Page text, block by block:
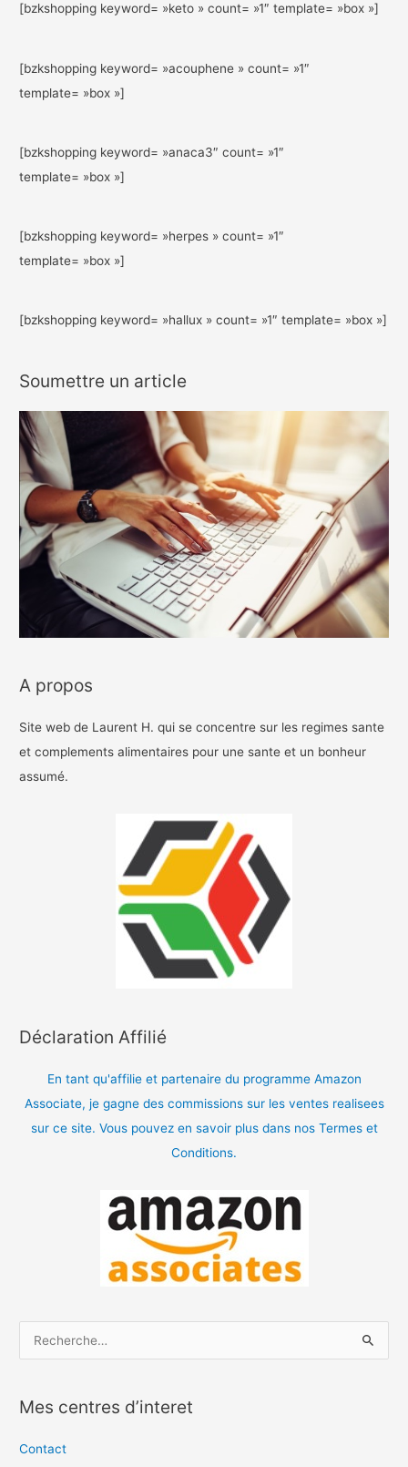
[bzkshopping keyword= »keto » count= »1″ template= »box »]
[bzkshopping keyword= »acouphene » count= »1″
template= »box »]
[bzkshopping keyword= »anaca3″ count= »1″
template= »box »]
[bzkshopping keyword= »herpes » count= »1″
template= »box »]
[bzkshopping keyword= »hallux » count= »1″ template= »box »]
Soumettre un article
A propos
Site web de Laurent H. qui se concentre sur les regimes sante
et complements alimentaires pour une sante et un bonheur
assumé.
Déclaration Affilié
En tant qu'affilie et partenaire du programme Amazon
Associate, je gagne des commissions sur les ventes realisees
sur ce site. Vous pouvez en savoir plus dans nos Termes et
Conditions.
h
e
Mes centres d’interet
Contact